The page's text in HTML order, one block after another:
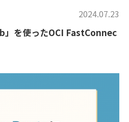
2024.07.23
」を使ったOCI FastConnec